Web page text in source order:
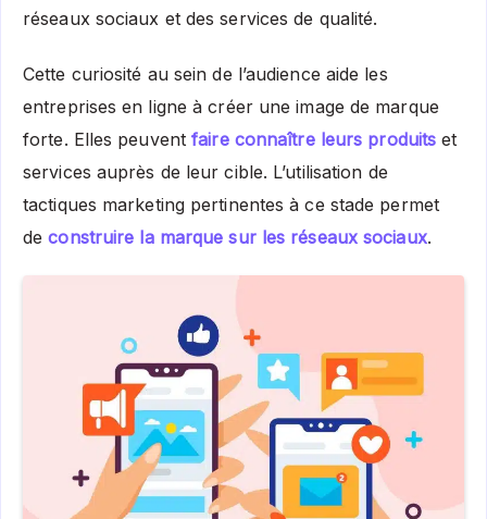
réseaux sociaux et des services de qualité.
Cette curiosité au sein de l’audience aide les
entreprises en ligne à créer une image de marque
forte. Elles peuventfaire connaître leurs produits et
services auprès de leur cible. L’utilisation de
tactiques marketing pertinentes à ce stade permet
deconstruire la marque sur les réseaux sociaux.